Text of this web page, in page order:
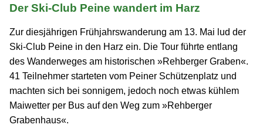
Der Ski-Club Peine wandert im Harz
Zur diesjährigen Frühjahrs­wanderung am 13. Mai lud der
Ski-Club Peine in den Harz ein. Die Tour führte entlang
des Wanderweges am historischen »Rehberger Graben«.
41 Teilnehmer starteten vom Peiner Schützenplatz und
machten sich bei sonnigem, jedoch noch etwas kühlem
Maiwetter per Bus auf den Weg zum »Rehberger
Grabenhaus«.